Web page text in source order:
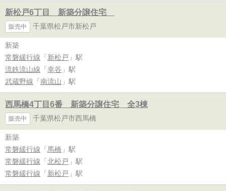
新松戸6丁目 新築分譲住宅
販売中 千葉県松戸市新松戸
新築
常磐緩行線 「 新松戸 」駅
流鉄流山線 「 幸谷 」駅
武蔵野線 「 南流山 」駅
西馬橋4丁目6番 新築分譲住宅 全3棟
販売中 千葉県松戸市西馬橋
新築
常磐緩行線 「 馬橋 」駅
常磐緩行線 「 北松戸 」駅
常磐緩行線 「 新松戸 」駅